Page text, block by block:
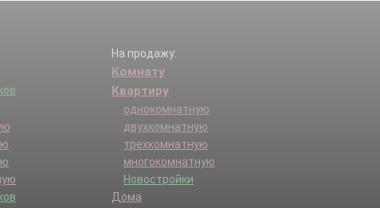
На продажу:
Комнату
Квартиру
однокомнатную
двухкомнатную
трехкомнатную
многокомнатную
Новостройки
Дома